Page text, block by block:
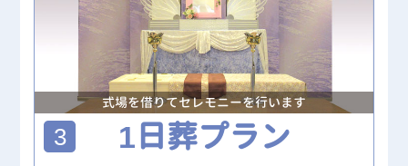
式場を借りてセレモニーを行います
3 1日葬プラン